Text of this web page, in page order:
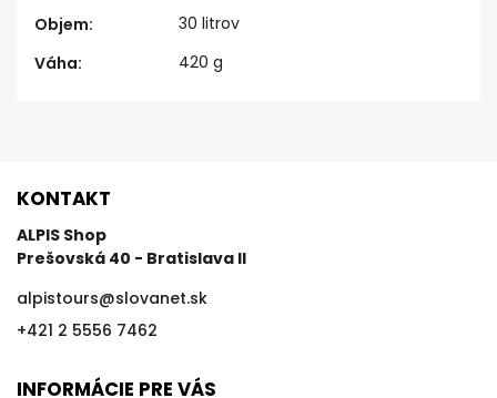
Objem:
30 litrov
Váha: 420 g
KONTAKT
ALPIS Shop
Prešovská 40 - Bratislava II
alpistours@slovanet.sk
+421 2 5556 7462
INFORMÁCIE PRE VÁS